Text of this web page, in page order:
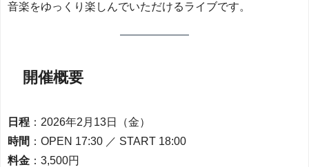
音楽をゆっくり楽しんでいただけるライブです。
開催概要
日程 ：2026年2月13日（金）
時間 ：OPEN 17:30 ／ START 18:00
料金 ：3,500円